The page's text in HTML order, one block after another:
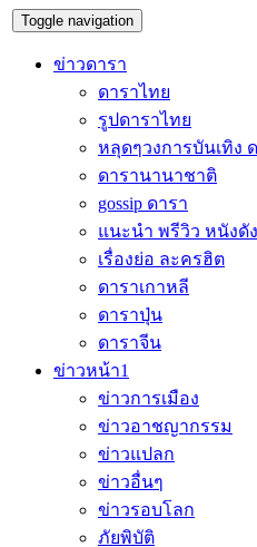
Toggle navigation
ข่าวดารา
ดาราไทย
รูปดาราไทย
หลุดๆวงการบันเทิง
ดารานานาชาติ
gossip ดารา
แนะนำ พรีวิว หนังดั
เรื่องย่อ ละครฮิต
ดาราเกาหลี
ดาราปุ่น
ดาราจีน
ข่าวหน้า1
ข่าวการเมือง
ข่าวอาชญากรรม
ข่าวแปลก
ข่าวอื่นๆ
ข่าวรอบโลก
ภัยพิบัติ